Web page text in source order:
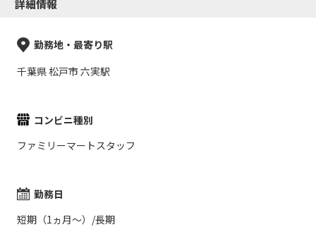
詳細情報
勤務地・最寄り駅
千葉県 松戸市 六実駅
コンビニ種別
ファミリーマートスタッフ
勤務日
短期（1ヵ月～）/長期